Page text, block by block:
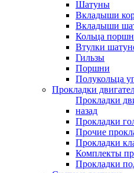
Шатуны
Вкладыши
Вкладыши
Кольца
Втулки
Гильзы
Поршни
Полукольца
Прокладки
Прокладки
назад
Прокладки
Прочие
Прокладки
Комплекты
Прокладки